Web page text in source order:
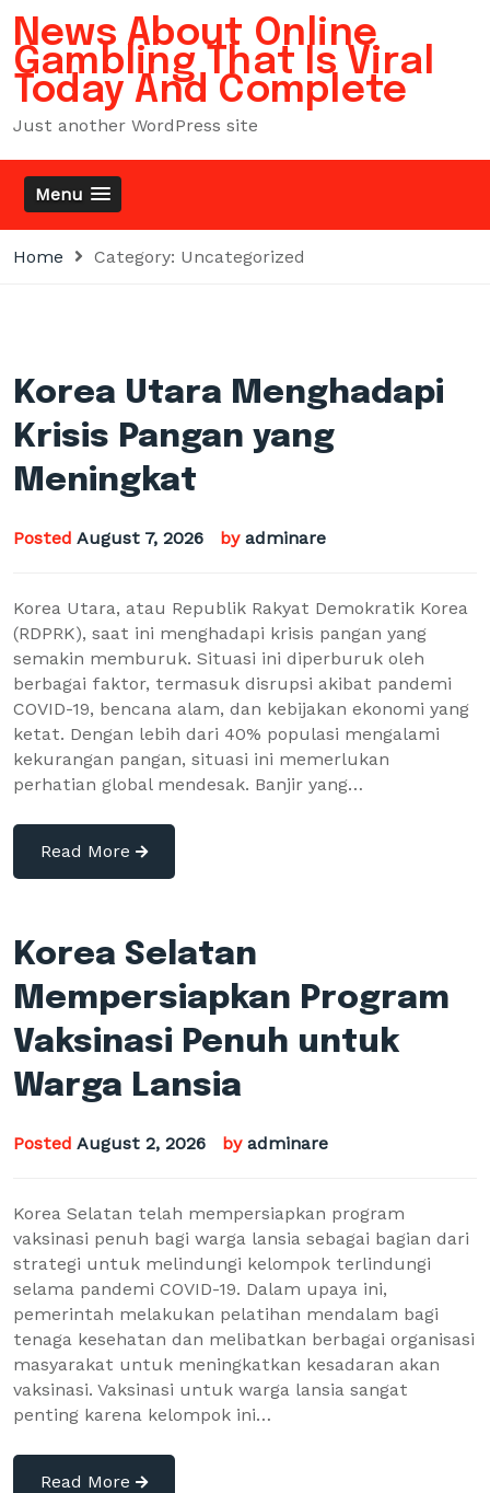
Skip
content
News About Online
Gambling That Is Viral
Today And Complete
Just another WordPress site
Menu
Home Category: Uncategorized
Korea Utara Menghadapi
Krisis Pangan yang
Meningkat
Posted August 7, 2026 by adminare
Korea Utara, atau Republik Rakyat Demokratik Korea
(RDPRK), saat ini menghadapi krisis pangan yang
semakin memburuk. Situasi ini diperburuk oleh
berbagai faktor, termasuk disrupsi akibat pandemi
COVID-19, bencana alam, dan kebijakan ekonomi yang
ketat. Dengan lebih dari 40% populasi mengalami
kekurangan pangan, situasi ini memerlukan
perhatian global mendesak. Banjir yang…
Read More
Korea Selatan
Mempersiapkan Program
Vaksinasi Penuh untuk
Warga Lansia
Posted August 2, 2026 by adminare
Korea Selatan telah mempersiapkan program
vaksinasi penuh bagi warga lansia sebagai bagian dari
strategi untuk melindungi kelompok terlindungi
selama pandemi COVID-19. Dalam upaya ini,
pemerintah melakukan pelatihan mendalam bagi
tenaga kesehatan dan melibatkan berbagai organisasi
masyarakat untuk meningkatkan kesadaran akan
vaksinasi. Vaksinasi untuk warga lansia sangat
penting karena kelompok ini…
Read More